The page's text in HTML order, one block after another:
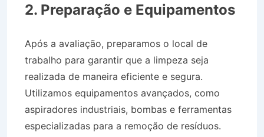
2. Preparação e Equipamentos
Após a avaliação, preparamos o local de
trabalho para garantir que a limpeza seja
realizada de maneira eficiente e segura.
Utilizamos equipamentos avançados, como
aspiradores industriais, bombas e ferramentas
especializadas para a remoção de resíduos.